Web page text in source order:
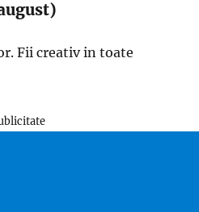
Fii creativ in toate